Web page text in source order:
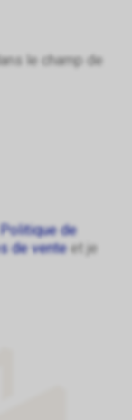
le champ de
Politique de
de venteet je